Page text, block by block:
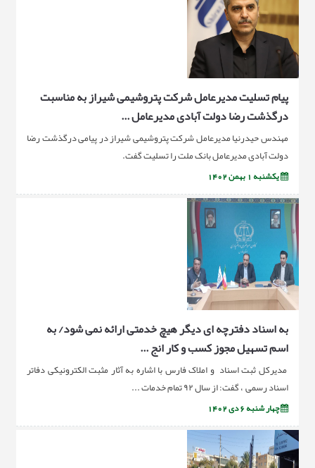
پیام تسلیت مدیرعامل شرکت پتروشیمی شیراز به مناسبت
درگذشت رضا دولت آبادی مدیرعامل ...
مهندس حیدرنیا مدیرعامل شرکت پتروشیمی شیراز در پیامی درگذشت رضا
دولت آبادی مدیرعامل بانک ملت را تسلیت گفت.
یکشنبه 1 بهمن 1402
به اسناد دفترچه ای دیگر هیچ خدمتی ارائه نمی شود/ به
اسم تسهیل مجوز کسب و کار انج ...
مدیرکل ثبت اسناد و املاک فارس با اشاره به آثار مثبت الکترونیکی دفاتر
اسناد رسمی ، گفت: از سال ۹۲ تمام خدمات ...
چهار شنبه 6 دی 1402